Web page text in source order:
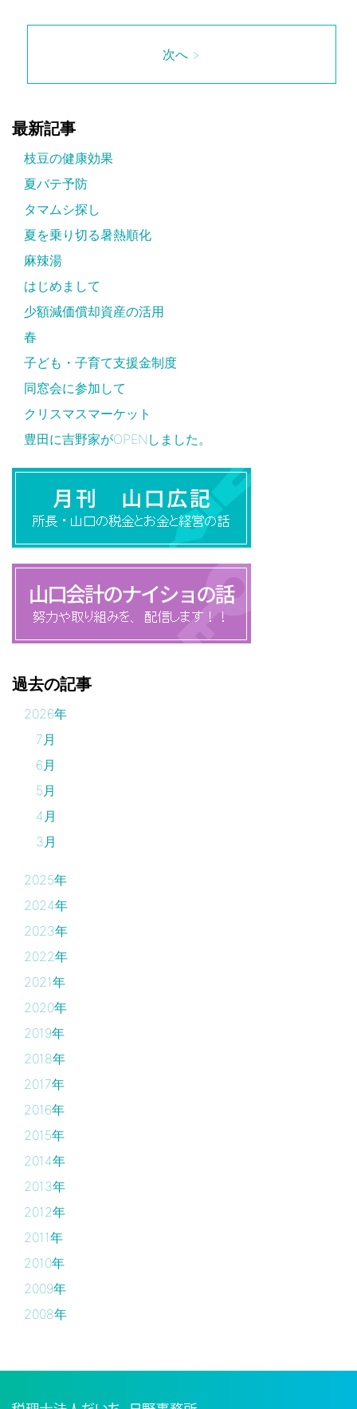
次へ >
最新記事
枝豆の健康効果
夏バテ予防
タマムシ探し
夏を乗り切る暑熱順化
麻辣湯
はじめまして
少額減価償却資産の活用
春
子ども・子育て支援金制度
同窓会に参加して
クリスマスマーケット
豊田に吉野家がOPENしました。
過去の記事
2026年
7月
6月
5月
4月
3月
2025年
2024年
2023年
2022年
2021年
2020年
2019年
2018年
2017年
2016年
2015年
2014年
2013年
2012年
2011年
2010年
2009年
2008年